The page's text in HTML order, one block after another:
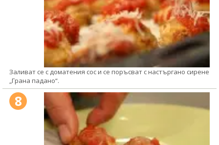
Заливат се с доматения сос и се поръсват с настъргано сирене
„Грана падано“.
8